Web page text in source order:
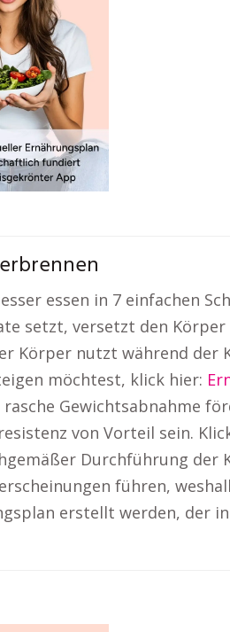
essen in 7 einfachen
setzt, versetzt den Körper
Körper nutzt während der
möchtest, klick hier:
Gewichtsabnahme
von Vorteil sein.
Durchführung der
führen,
erstellt werden, der